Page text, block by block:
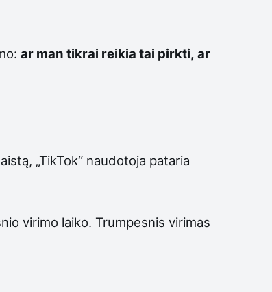
ar man tikrai reikia tai pirkti, ar
„TikTok“ naudotoja pataria
virimo laiko. Trumpesnis virimas